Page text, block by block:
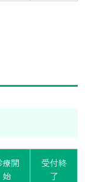
療開
始
受付終
了